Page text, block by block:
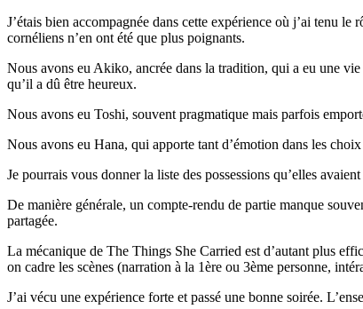
J’étais bien accompagnée dans cette expérience où j’ai tenu
cornéliens n’en ont été que plus poignants.
Nous avons eu Akiko, ancrée dans la tradition, qui a eu une
qu’il a dû être heureux.
Nous avons eu Toshi, souvent pragmatique mais parfois
Nous avons eu Hana, qui apporte tant d’émotion dans les
Je pourrais vous donner la liste des possessions qu’elles
De manière générale, un compte-rendu de partie manque
partagée.
La mécanique de The Things She Carried est d’autant plus
on cadre les scènes (narration à la 1ère ou 3ème personne,
J’ai vécu une expérience forte et passé une bonne soirée.